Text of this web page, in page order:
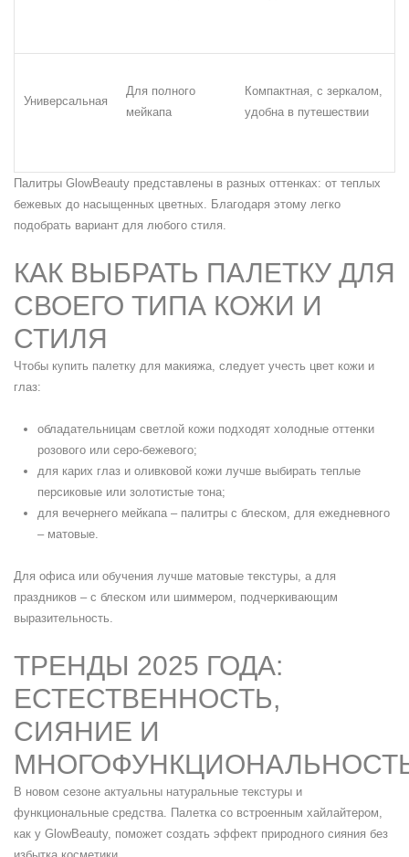
Универсальная
Для полного
мейкапа
Компактная, с зеркалом,
удобна в путешествии
Палитры GlowBeauty представлены в разных оттенках: от теплых
бежевых до насыщенных цветных. Благодаря этому легко
подобрать вариант для любого стиля.
КАК ВЫБРАТЬ ПАЛЕТКУ ДЛЯ
СВОЕГО ТИПА КОЖИ И
СТИЛЯ
Чтобы купить палетку для макияжа, следует учесть цвет кожи и
глаз:
обладательницам светлой кожи подходят холодные оттенки
розового или серо-бежевого;
для карих глаз и оливковой кожи лучше выбирать теплые
персиковые или золотистые тона;
для вечернего мейкапа – палитры с блеском, для ежедневного
– матовые.
Для офиса или обучения лучше матовые текстуры, а для
праздников – с блеском или шиммером, подчеркивающим
выразительность.
ТРЕНДЫ 2025 ГОДА:
ЕСТЕСТВЕННОСТЬ,
СИЯНИЕ И
В новом сезоне актуальны натуральные текстуры и
функциональные средства. Палетка со встроенным хайлайтером,
как у GlowBeauty, поможет создать эффект природного сияния без